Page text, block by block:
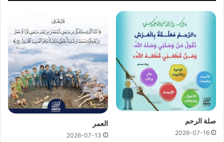
صلة الرحم
2026-07-16
العمر
2026-07-13